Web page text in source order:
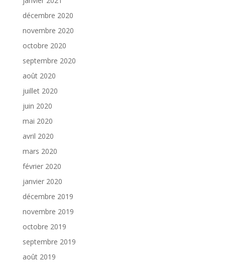
décembre 2020
novembre 2020
octobre 2020
septembre 2020
août 2020
juillet 2020
juin 2020
mai 2020
avril 2020
mars 2020
février 2020
janvier 2020
décembre 2019
novembre 2019
octobre 2019
septembre 2019
août 2019